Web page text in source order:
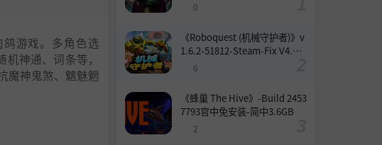
鸽游戏。多角色选
神通、词条等，
魔神鬼煞、魑魅魍
0
《Roboquest (机械守护者)》v
1.6.2-51812-Steam-Fix V4.联
机版官中简体
6
《蜂巢 The Hive》-Build 2453
7793官中免安装-简中3.6GB
2